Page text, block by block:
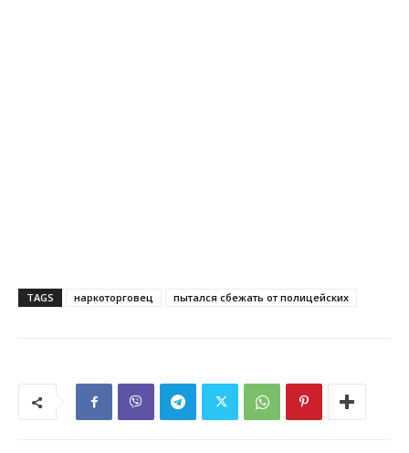
TAGS наркоторговец пытался сбежать от полицейских